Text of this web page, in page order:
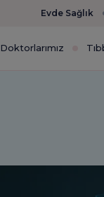
Evde Sağlık
Doktorlarımız